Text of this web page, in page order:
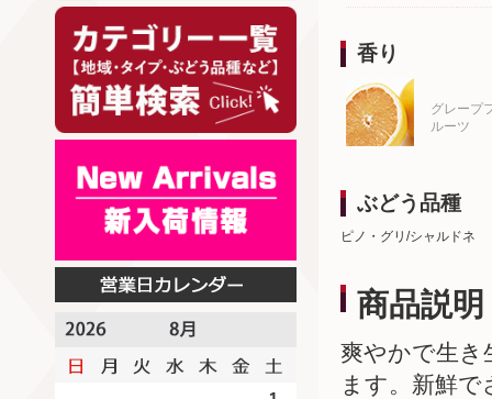
香り
グレープ
ルーツ
ぶどう品種
ピノ・グリ/シャルドネ
商品説明
爽やかで生き
ます。新鮮